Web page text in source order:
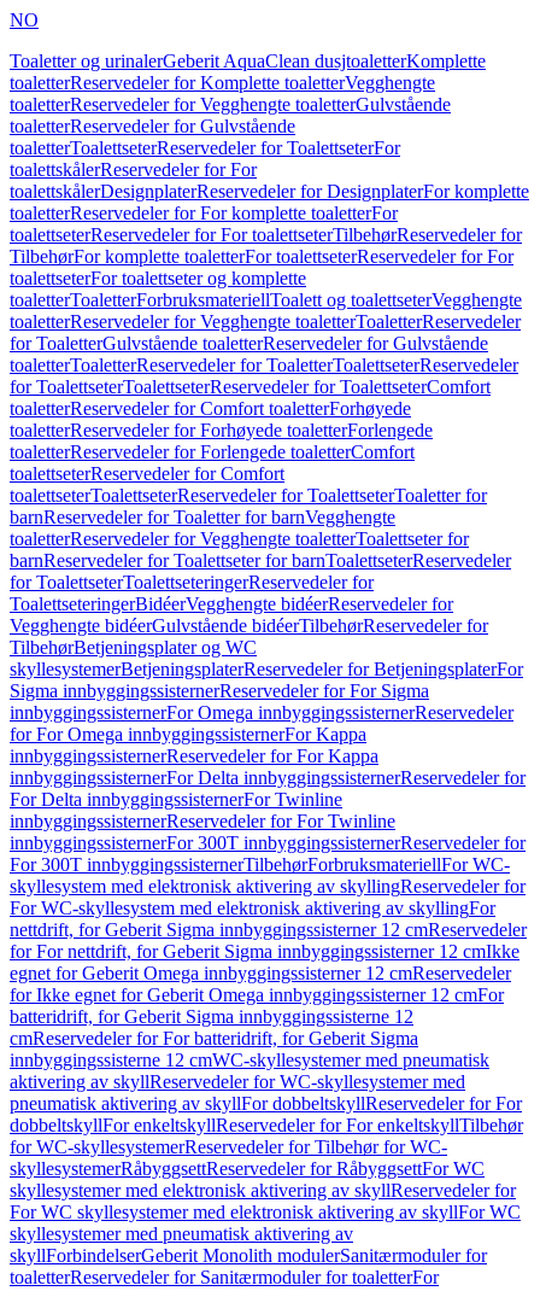
NO
Toaletter og urinalerGeberit AquaClean dusjtoaletterKomplette
toaletterReservedeler for Komplette toaletterVegghengte
toaletterReservedeler for Vegghengte toaletterGulvstående
toaletterReservedeler for Gulvstående
toaletterToalettseterReservedeler for ToalettseterFor
toalettskålerReservedeler for For
toalettskålerDesignplaterReservedeler for DesignplaterFor komplette
toaletterReservedeler for For komplette toaletterFor
toalettseterReservedeler for For toalettseterTilbehørReservedeler for
TilbehørFor komplette toaletterFor toalettseterReservedeler for For
toalettseterFor toalettseter og komplette
toaletterToaletterForbruksmateriellToalett og toalettseterVegghengte
toaletterReservedeler for Vegghengte toaletterToaletterReservedeler
for ToaletterGulvstående toaletterReservedeler for Gulvstående
toaletterToaletterReservedeler for ToaletterToalettseterReservedeler
for ToalettseterToalettseterReservedeler for ToalettseterComfort
toaletterReservedeler for Comfort toaletterForhøyede
toaletterReservedeler for Forhøyede toaletterForlengede
toaletterReservedeler for Forlengede toaletterComfort
toalettseterReservedeler for Comfort
toalettseterToalettseterReservedeler for ToalettseterToaletter for
barnReservedeler for Toaletter for barnVegghengte
toaletterReservedeler for Vegghengte toaletterToalettseter for
barnReservedeler for Toalettseter for barnToalettseterReservedeler
for ToalettseterToalettseteringerReservedeler for
ToalettseteringerBidéerVegghengte bidéerReservedeler for
Vegghengte bidéerGulvstående bidéerTilbehørReservedeler for
TilbehørBetjeningsplater og WC
skyllesystemerBetjeningsplaterReservedeler for BetjeningsplaterFor
Sigma innbyggingssisternerReservedeler for For Sigma
innbyggingssisternerFor Omega innbyggingssisternerReservedeler
for For Omega innbyggingssisternerFor Kappa
innbyggingssisternerReservedeler for For Kappa
innbyggingssisternerFor Delta innbyggingssisternerReservedeler for
For Delta innbyggingssisternerFor Twinline
innbyggingssisternerReservedeler for For Twinline
innbyggingssisternerFor 300T innbyggingssisternerReservedeler for
For 300T innbyggingssisternerTilbehørForbruksmateriellFor WC-
skyllesystem med elektronisk aktivering av skyllingReservedeler for
For WC-skyllesystem med elektronisk aktivering av skyllingFor
nettdrift, for Geberit Sigma innbyggingssisterner 12 cmReservedeler
for For nettdrift, for Geberit Sigma innbyggingssisterner 12 cmIkke
egnet for Geberit Omega innbyggingssisterner 12 cmReservedeler
for Ikke egnet for Geberit Omega innbyggingssisterner 12 cmFor
batteridrift, for Geberit Sigma innbyggingssisterne 12
cmReservedeler for For batteridrift, for Geberit Sigma
innbyggingssisterne 12 cmWC-skyllesystemer med pneumatisk
aktivering av skyllReservedeler for WC-skyllesystemer med
pneumatisk aktivering av skyllFor dobbeltskyllReservedeler for For
dobbeltskyllFor enkeltskyllReservedeler for For enkeltskyllTilbehør
for WC-skyllesystemerReservedeler for Tilbehør for WC-
skyllesystemerRåbyggsettReservedeler for RåbyggsettFor WC
skyllesystemer med elektronisk aktivering av skyllReservedeler for
For WC skyllesystemer med elektronisk aktivering av skyllFor WC
skyllesystemer med pneumatisk aktivering av
skyllForbindelserGeberit Monolith modulerSanitærmoduler for
toaletterReservedeler for Sanitærmoduler for toaletterFor